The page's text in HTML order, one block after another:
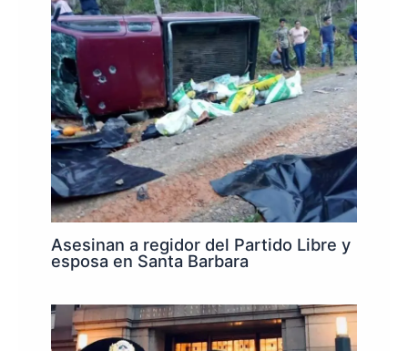
Asesinan a regidor del Partido Libre y
esposa en Santa Barbara